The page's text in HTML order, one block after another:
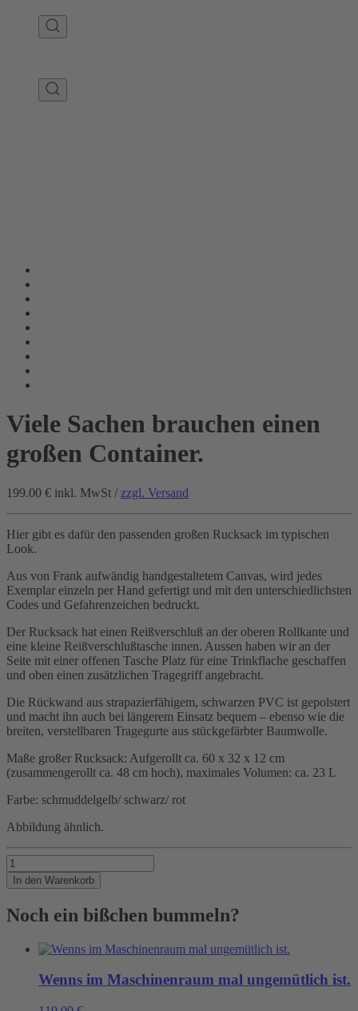
Viele Sachen brauchen einen
großen Container.
199.00 € inkl. MwSt / zzgl. Versand
Hier gibt es dafür den passenden großen Rucksack im typischen
Look.
Aus von Frank aufwändig handgestaltetem Canvas, wird jedes
Exemplar einzeln per Hand gefertigt und mit den unterschiedlichsten
Codes und Gefahrenzeichen bedruckt.
Der Rucksack hat einen Reißverschluß an der oberen Rollkante und
eine kleine Reißverschlußtasche innen. Aussen haben wir an der
Seite mit einer offenen Tasche Platz für eine Trinkflache geschaffen
und oben einen zusätzlichen Tragegriff angebracht.
Die Rückwand aus strapazierfähigem, schwarzen PVC ist gepolstert
und macht ihn auch bei längerem Einsatz bequem – ebenso wie die
breiten, verstellbaren Tragegurte aus stückgefärbter Baumwolle.
Maße großer Rucksack: Aufgerollt ca. 60 x 32 x 12 cm
(zusammengerollt ca. 48 cm hoch), maximales Volumen: ca. 23 L
Farbe: schmuddelgelb/ schwarz/ rot
Abbildung ähnlich.
Viele
Sachen
brauchen
großen
Menge
In den Warenkorb
Noch ein bißchen bummeln?
Wenns im Maschinenraum mal ungemütlich ist.